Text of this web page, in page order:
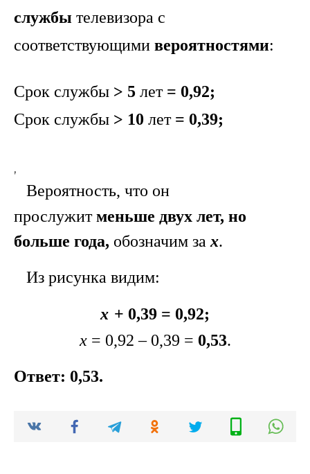
службы телевизора с
соответствующими вероятностями:
Срок службы > 5 лет = 0,92;
Срок службы > 10 лет = 0,39;
,
Вероятность, что он
прослужит меньше двух лет, но
больше года, обозначим зах.
Из рисунка видим:
х + 0,39 = 0,92;
х = 0,92 – 0,39 = 0,53.
Ответ: 0,53.